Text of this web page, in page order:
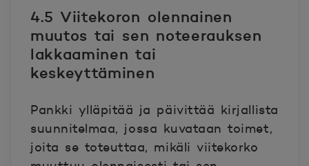
4.5 Viitekoron olennainen
muutos tai sen noteerauksen
lakkaaminen tai
keskeyttäminen
Pankki ylläpitää ja päivittää kirjallista
suunnitelmaa, jossa kuvataan toimet,
joita se toteuttaa, mikäli viitekorko